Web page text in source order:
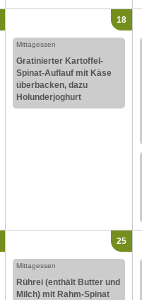
18
Mittagessen
Gratinierter Kartoffel-
Spinat-Auflauf mit Käse
überbacken, dazu
Holunderjoghurt
25
Mittagessen
Rührei (enthält Butter und
Milch) mit Rahm-Spinat